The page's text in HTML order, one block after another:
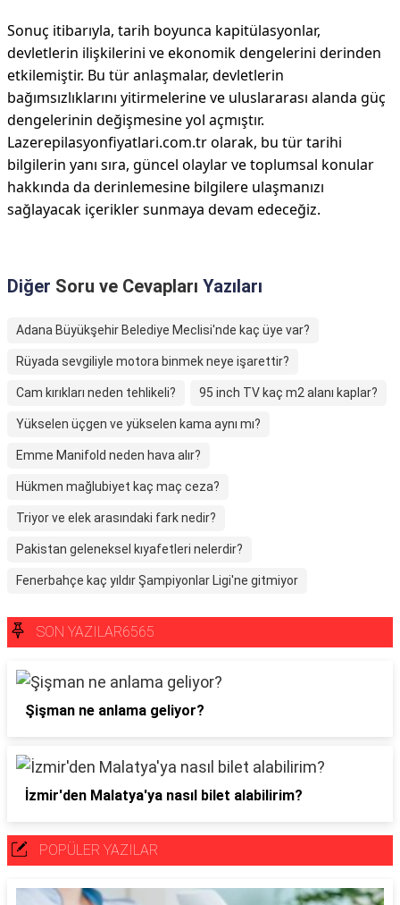
Sonuç itibarıyla, tarih boyunca kapitülasyonlar,
devletlerin ilişkilerini ve ekonomik dengelerini derinden
etkilemiştir. Bu tür anlaşmalar, devletlerin
bağımsızlıklarını yitirmelerine ve uluslararası alanda güç
dengelerinin değişmesine yol açmıştır.
Lazerepilasyonfiyatlari.com.tr olarak, bu tür tarihi
bilgilerin yanı sıra, güncel olaylar ve toplumsal konular
hakkında da derinlemesine bilgilere ulaşmanızı
sağlayacak içerikler sunmaya devam edeceğiz.
Diğer Soru ve Cevapları Yazıları
Adana Büyükşehir Belediye Meclisi'nde kaç üye var?
Rüyada sevgiliyle motora binmek neye işarettir?
Cam kırıkları neden tehlikeli? 95 inch TV kaç m2 alanı kaplar?
Yükselen üçgen ve yükselen kama aynı mı?
Emme Manifold neden hava alır?
Hükmen mağlubiyet kaç maç ceza?
Triyor ve elek arasındaki fark nedir?
Pakistan geleneksel kıyafetleri nelerdir?
Fenerbahçe kaç yıldır Şampiyonlar Ligi'ne gitmiyor
SON YAZILAR6565
Şişman ne anlama geliyor?
İzmir'den Malatya'ya nasıl bilet alabilirim?
POPÜLER YAZILAR